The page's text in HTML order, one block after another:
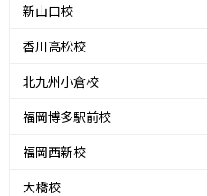
新山口校
香川高松校
北九州小倉校
福岡博多駅前校
福岡西新校
大橋校